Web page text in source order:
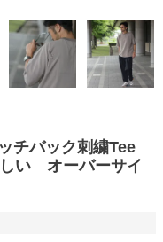
チバック刺繍Tee
い オーバーサイ